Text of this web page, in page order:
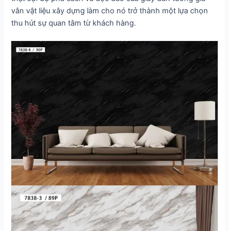
vân vật liệu xây dựng làm cho nó trở thành một lựa chọn
thu hút sự quan tâm từ khách hàng.